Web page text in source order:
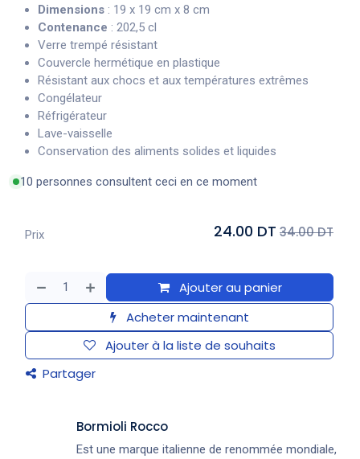
Dimensions : 19 x 19 cm x 8 cm
Contenance : 202,5 cl
Verre trempé résistant
Couvercle hermétique en plastique
Résistant aux chocs et aux températures extrêmes
Congélateur
Réfrigérateur
Lave-vaisselle
Conservation des aliments solides et liquides
10 personnes consultent ceci en ce moment
Ajouter au panier
Acheter maintenant
Ajouter à la liste de souhaits
Partager
Prix 24.00 DT 34.00 DT
Bormioli Rocco
Est une marque italienne de renommée mondiale,